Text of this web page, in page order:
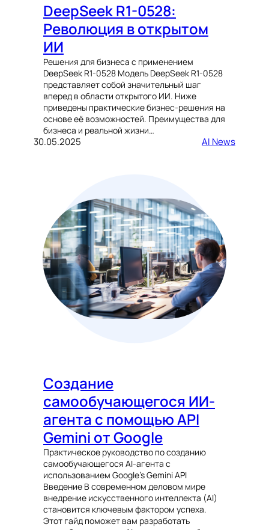
DeepSeek R1-0528:
Революция в открытом
ИИ
Решения для бизнеса с применением
DeepSeek R1-0528 Модель DeepSeek R1-0528
представляет собой значительный шаг
вперед в области открытого ИИ. Ниже
приведены практические бизнес-решения на
основе её возможностей. Преимущества для
бизнеса и реальной жизни…
30.05.2025 AI News
Создание
самообучающегося ИИ-
агента с помощью API
Gemini от Google
Практическое руководство по созданию
самообучающегося AI-агента с
использованием Google’s Gemini API
Введение В современном деловом мире
внедрение искусственного интеллекта (AI)
становится ключевым фактором успеха.
Этот гайд поможет вам разработать